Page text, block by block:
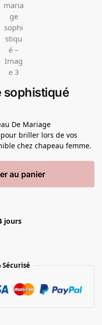
sophistiqué
De Mariage
briller lors de vos
chez chapeau femme.
au panier
jours
Sécurisé